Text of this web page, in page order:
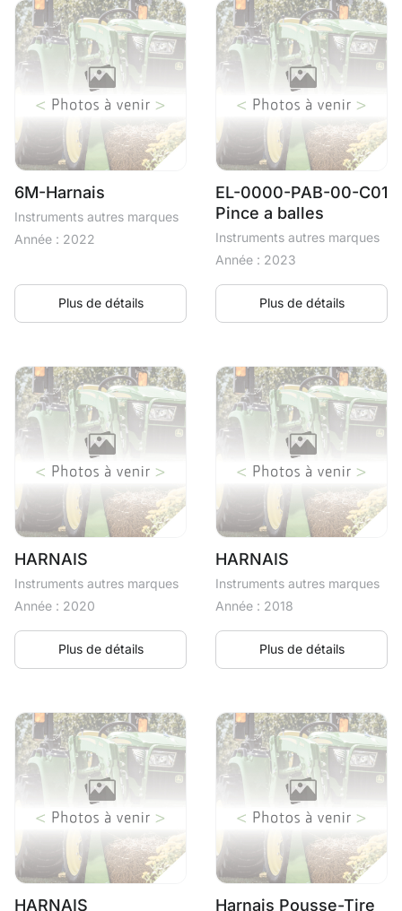
6M-Harnais
Instruments autres marques
Année : 2022
Plus de détails
EL-0000-PAB-00-C01
Pince a balles
Instruments autres marques
Année : 2023
Plus de détails
HARNAIS
Instruments autres marques
Année : 2020
Plus de détails
HARNAIS
Instruments autres marques
Année : 2018
Plus de détails
HARNAIS Harnais Pousse-Tire